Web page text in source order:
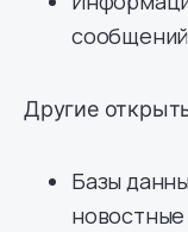
Другие
Базы